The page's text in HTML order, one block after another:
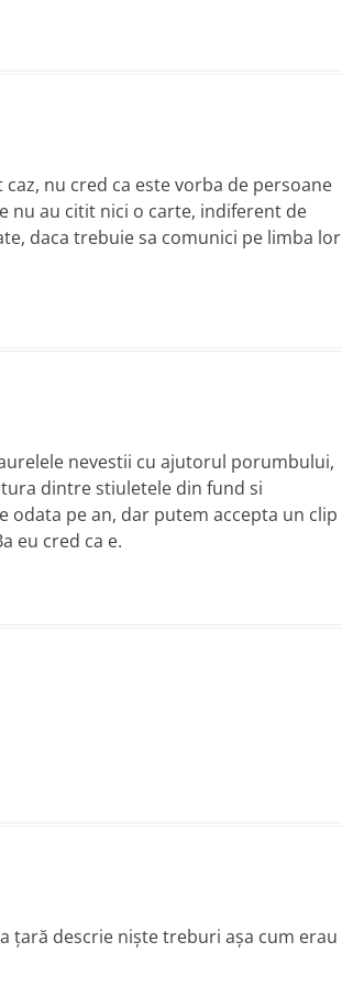
nu cred ca este vorba de persoane
nu au citit nici o carte, indiferent de
daca trebuie sa comunici pe limba lor
nevestii cu ajutorul porumbului,
dintre stiuletele din fund si
odata pe an, dar putem accepta un clip
eu cred ca e.
ţară descrie nişte treburi aşa cum erau